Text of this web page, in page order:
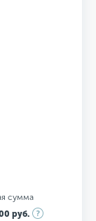
сумма
руб.